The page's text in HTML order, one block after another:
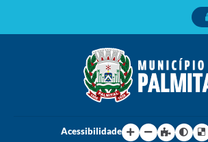
Acessibilidade